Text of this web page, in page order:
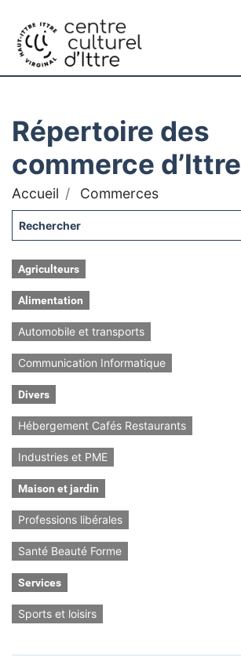
Répertoire des
commerce d’Ittre
Accueil Commerces
Agriculteurs
Alimentation
Automobile et transports
Communication Informatique
Divers
Hébergement Cafés Restaurants
Industries et PME
Maison et jardin
Professions libérales
Santé Beauté Forme
Services
Sports et loisirs